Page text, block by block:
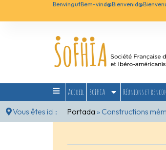
BenvingutBem-vind@Bienvenid@
Accueil SoFHIA Réunions et
Vous êtes ici :
Portada »Constructions